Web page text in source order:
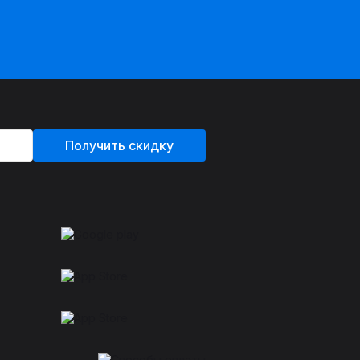
Получить скидку